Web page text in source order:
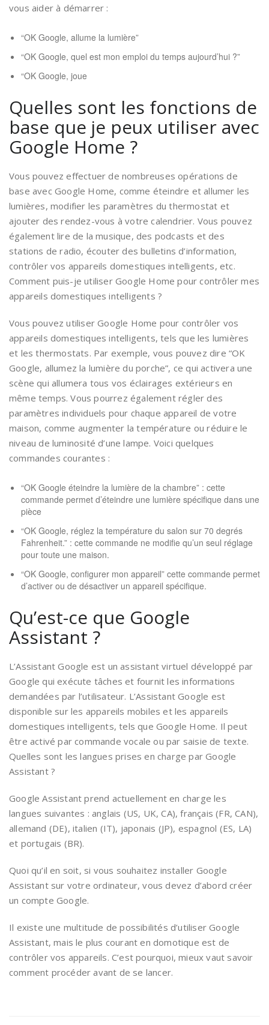
vous aider à démarrer :
“OK Google, allume la lumière”
“OK Google, quel est mon emploi du temps aujourd’hui ?”
“OK Google, joue
Quelles sont les fonctions de
base que je peux utiliser avec
Google Home ?
Vous pouvez effectuer de nombreuses opérations de
base avec Google Home, comme éteindre et allumer les
lumières, modifier les paramètres du thermostat et
ajouter des rendez-vous à votre calendrier. Vous pouvez
également lire de la musique, des podcasts et des
stations de radio, écouter des bulletins d’information,
contrôler vos appareils domestiques intelligents, etc.
Comment puis-je utiliser Google Home pour contrôler mes
appareils domestiques intelligents ?
Vous pouvez utiliser Google Home pour contrôler vos
appareils domestiques intelligents, tels que les lumières
et les thermostats. Par exemple, vous pouvez dire “OK
Google, allumez la lumière du porche”, ce qui activera une
scène qui allumera tous vos éclairages extérieurs en
même temps. Vous pourrez également régler des
paramètres individuels pour chaque appareil de votre
maison, comme augmenter la température ou réduire le
niveau de luminosité d’une lampe. Voici quelques
commandes courantes :
“OK Google éteindre la lumière de la chambre” : cette
commande permet d’éteindre une lumière spécifique dans une
pièce
“OK Google, réglez la température du salon sur 70 degrés
Fahrenheit.” : cette commande ne modifie qu’un seul réglage
pour toute une maison.
“OK Google, configurer mon appareil” cette commande permet
d’activer ou de désactiver un appareil spécifique.
Qu’est-ce que Google
Assistant ?
L’Assistant Google est un assistant virtuel développé par
Google qui exécute tâches et fournit les informations
demandées par l’utilisateur. L’Assistant Google est
disponible sur les appareils mobiles et les appareils
domestiques intelligents, tels que Google Home. Il peut
être activé par commande vocale ou par saisie de texte.
Quelles sont les langues prises en charge par Google
Assistant ?
Google Assistant prend actuellement en charge les
langues suivantes : anglais (US, UK, CA), français (FR, CAN),
allemand (DE), italien (IT), japonais (JP), espagnol (ES, LA)
et portugais (BR).
Quoi qu’il en soit, si vous souhaitez installer Google
Assistant sur votre ordinateur, vous devez d’abord créer
un compte Google.
Il existe une multitude de possibilités d’utiliser Google
Assistant, mais le plus courant en domotique est de
contrôler vos appareils. C’est pourquoi, mieux vaut savoir
comment procéder avant de se lancer.